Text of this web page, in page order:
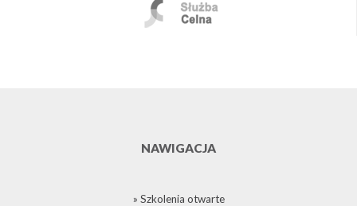
NAWIGACJA
» Szkolenia otwarte